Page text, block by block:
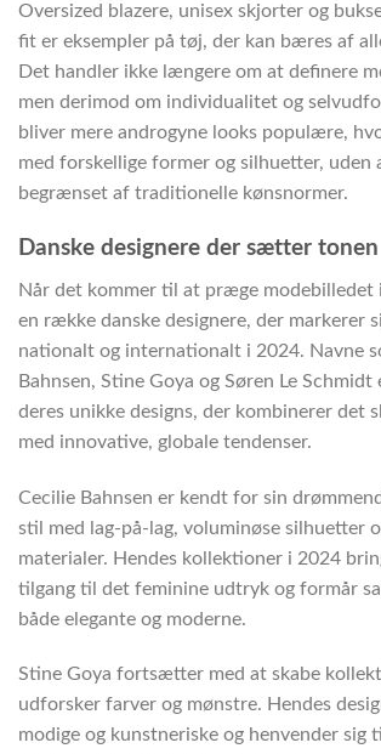
Oversized blazere, unisex skjorter og
fit er eksempler på tøj, der kan bæres af
Det handler ikke længere om at definere
men derimod om individualitet og
bliver mere androgyne looks populære,
med forskellige former og silhuetter, uden
begrænset af traditionelle kønsnormer.
Danske designere der sætter tonen
Når det kommer til at præge modebilledet
en række danske designere, der markerer
nationalt og internationalt i 2024. Navne
Bahnsen, Stine Goya og Søren Le
deres unikke designs, der kombinerer det
med innovative, globale tendenser.
Cecilie Bahnsen er kendt for sin
stil med lag-på-lag, voluminøse silhuetter
materialer. Hendes kollektioner i 2024
tilgang til det feminine udtryk og formår
både elegante og moderne.
Stine Goya fortsætter med at skabe
udforsker farver og mønstre. Hendes
modige og kunstneriske og henvender sig